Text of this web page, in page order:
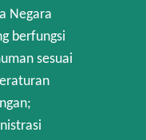
Negara
berfungsi
sesuai